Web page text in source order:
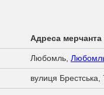
Адреса мерчанта
Любомль,
вулиця Брестська,